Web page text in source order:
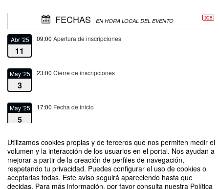
Utilizamos cookies propias y de terceros que nos permiten medir el
volumen y la interacción de los usuarios en el portal. Nos ayudan a
mejorar a partir de la creación de perfiles de navegación,
respetando tu privacidad. Puedes configurar el uso de cookies o
aceptarlas todas. Este aviso seguirá apareciendo hasta que
decidas. Para más información, por favor consulta nuestra Política
FECHAS EN HORA LOCAL DEL EVENTO
Abr '25
11
09:00 Apertura de inscripciones
May '25
3
23:00 Cierre de inscripciones
May '25
5
17:00 Fecha de inicio
May '25
5
20:00Fecha de fin